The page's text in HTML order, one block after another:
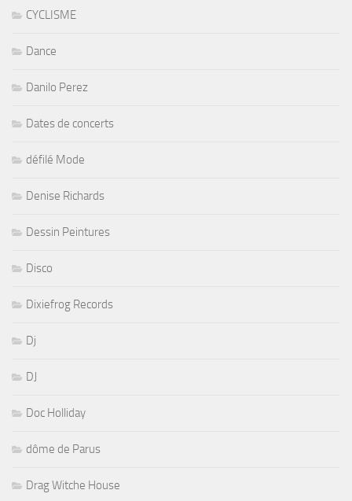
CYCLISME
Dance
Danilo Perez
Dates de concerts
défilé Mode
Denise Richards
Dessin Peintures
Disco
Dixiefrog Records
Dj
DJ
Doc Holliday
dôme de Parus
Drag Witche House